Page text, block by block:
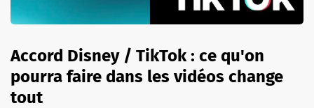
Accord Disney / TikTok : ce qu'on
pourra faire dans les vidéos change
tout